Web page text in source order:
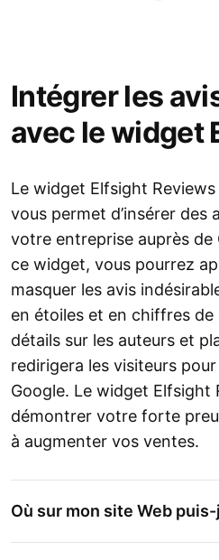
Intégrer les
avec le widget
Le widget Elfsight
vous permet d’insérer des
votre entreprise auprès de
ce widget, vous pourrez
masquer les avis
en étoiles et en chiffres
détails sur les auteurs et
redirigera les visiteurs
Google. Le widget Elfsight
démontrer votre forte
à augmenter vos ventes.
Où sur mon site Web